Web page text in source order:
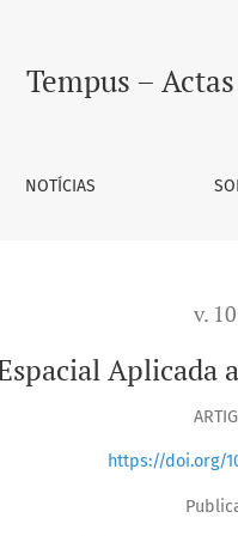
de Câncer
Tempus –
NOTÍCIAS
v.
Aplicada
https://doi.org/